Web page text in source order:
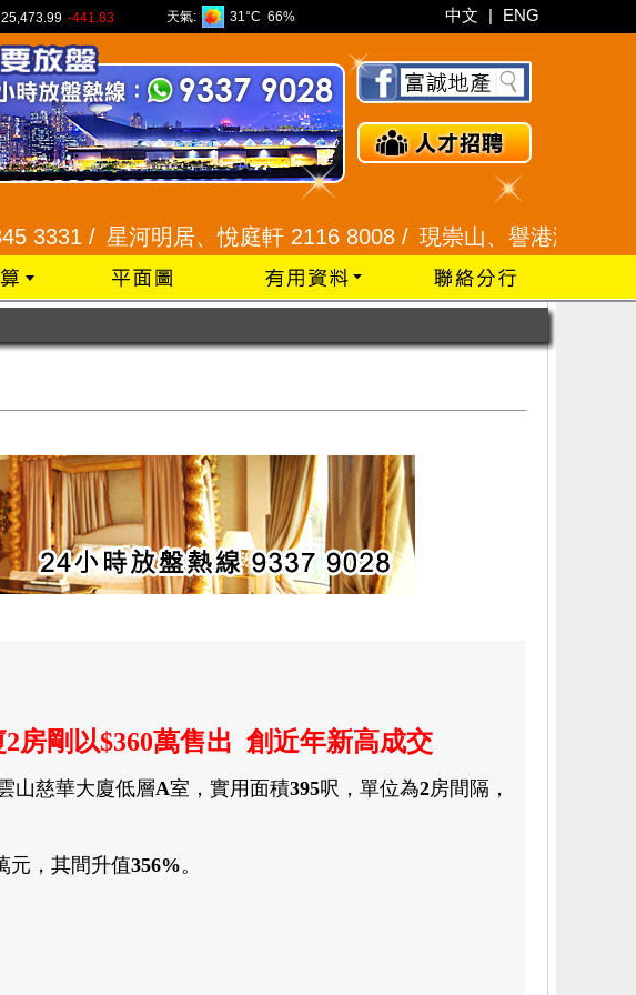
25,473.99 -441.83 天氣: 31°C 66% 中文 | ENG
/星河明居、悅庭軒 2116 8008 /現崇山、譽港灣 2345 9926 /
2房剛 以$360萬售出 創近年新高成交
山慈華大廈低層A室 ， 實用面積395呎 ， 單位為2房間隔 ，
元 ， 其間升值356%。